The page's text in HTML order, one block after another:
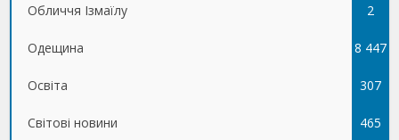
5
Обличчя Ізмаїлу 2
Одещина 8 447
Освіта 307
Світові новини 465